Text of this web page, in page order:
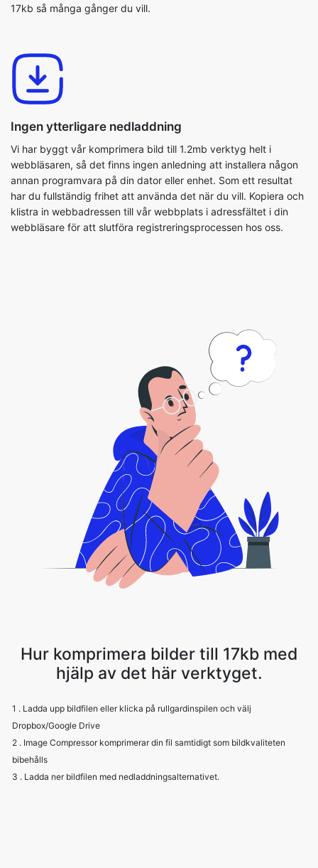
Ingen ytterligare nedladdning
Vi har byggt vår komprimera bild till 1.2mb verktyg helt i
webbläsaren, så det finns ingen anledning att installera någon
annan programvara på din dator eller enhet. Som ett resultat
har du fullständig frihet att använda det när du vill. Kopiera och
klistra in webbadressen till vår webbplats i adressfältet i din
webbläsare för att slutföra registreringsprocessen hos oss.
Hur komprimera bilder till 17kb med
1 . Ladda upp bildfilen eller klicka på rullgardinspilen och välj
Dropbox/Google Drive
2 . Image Compressor komprimerar din fil samtidigt som bildkvaliteten
3 . Ladda ner bildfilen med nedladdningsalternativet.